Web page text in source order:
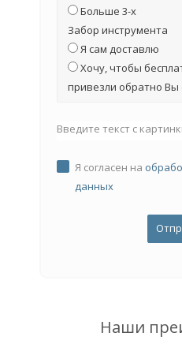
Больше 3-х
Забор инструмента
Я сам доставлю
Хочу, чтобы
привезли обратно Вы
Введите текст с
Я согласен на
данных
Наши